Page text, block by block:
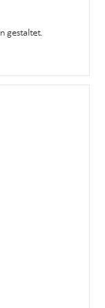
gestaltet.